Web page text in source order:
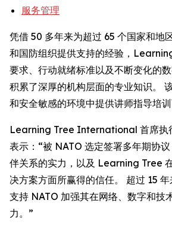
服务管理
凭借 50 多年来为超过 65 个国家和地
和国防组织提供支持的经验，
要求、行动就绪标准以及不断变化的
积累了深厚的机构层面的专业知识。
和安全敏感的环境中提供讲师指导培训
Learning Tree International 首席执
表示：“被 NATO 选定签署多年期协
伴关系的实力，以及 Learning Tree
决方案方面所赢得的信任。 超过 15
支持 NATO 加强其在网络、数字和技
力。”